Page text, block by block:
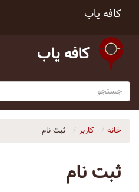
کافه یاب
کافه یاب
خانه کاربر ثبت نام
ثبت نام